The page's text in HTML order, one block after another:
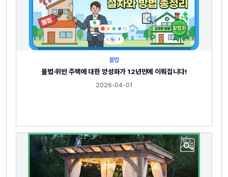
불법
불법·위반 주택에 대한 양성화가 12년만에 이뤄집니다!
2026-04-01